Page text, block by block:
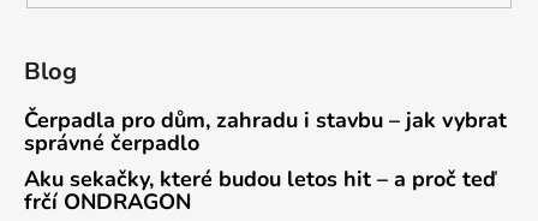
Blog
Čerpadla pro dům, zahradu i stavbu – jak vybrat
správné čerpadlo
Aku sekačky, které budou letos hit – a proč teď
frčí ONDRAGON